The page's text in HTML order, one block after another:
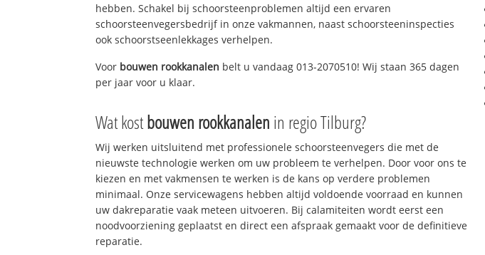
hebben. Schakel bij schoorsteenproblemen altijd een ervaren
schoorsteenvegersbedrijf in onze vakmannen, naast schoorsteeninspecties
ook schoorstseenlekkages verhelpen.
Voor bouwen rookkanalen belt u vandaag 013-2070510! Wij staan 365 dagen
per jaar voor u klaar.
Wat kostbouwen rookkanalen in regio Tilburg?
Wij werken uitsluitend met professionele schoorsteenvegers die met de
nieuwste technologie werken om uw probleem te verhelpen. Door voor ons te
kiezen en met vakmensen te werken is de kans op verdere problemen
minimaal. Onze servicewagens hebben altijd voldoende voorraad en kunnen
uw dakreparatie vaak meteen uitvoeren. Bij calamiteiten wordt eerst een
noodvoorziening geplaatst en direct een afspraak gemaakt voor de definitieve
reparatie.